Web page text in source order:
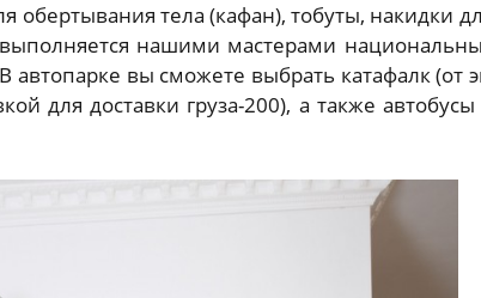
обертывания тела (кафан), тобуты, накидки
нашими мастерами
вы сможете выбрать катафалк (от
для доставки груза-200), а также